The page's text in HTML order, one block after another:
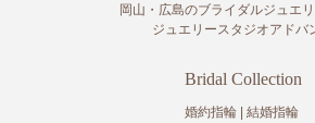
岡山・広島のブライダルジュエ
ジュエリースタジオアドバ
Bridal Collection
婚約指輪
結婚指輪